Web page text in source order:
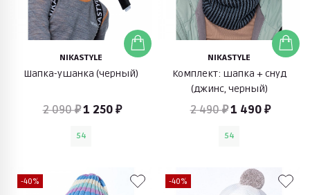
NIKASTYLE
Шапка-ушанка (черный)
2 090 ₽1 250 ₽
54
NIKASTYLE
Комплект: шапка + снуд
(джинс, черный)
2 490 ₽1 490 ₽
54
-40% -40%